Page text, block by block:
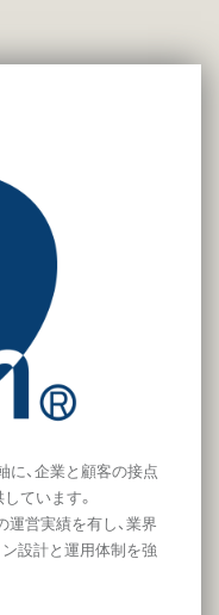
、企業と顧客の接点
ています。
営実績を有し、業界
設計と運用体制を強